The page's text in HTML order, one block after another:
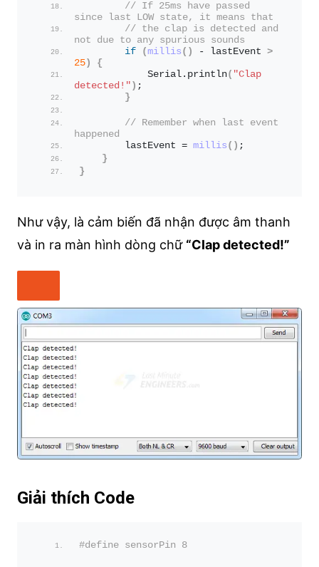
// If 25ms have passed
since last LOW state, it means that
// the clap is detected and
not due to any spurious sounds
if
(millis () - lastEvent >
25)
{
            Serial.
println( "Clap
detected!" ) ;
}
// Remember when last event
happened
        lastEvent =
millis () ;
}
}
Như vậy, là cảm biến đã nhận được âm thanh
và in ra màn hình dòng chữ “Clap detected!”
Giải thích Code
#define sensorPin 8